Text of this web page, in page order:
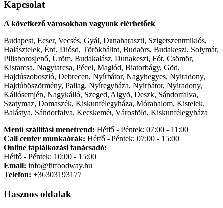
Kapcsolat
A következő városokban vagyunk elérhetőek
Budapest, Ecser, Vecsés, Gyál, Dunaharaszti, Szigetszentmiklós,
Halásztelek, Érd, Diósd, Törökbálint, Budaörs, Budakeszi, Solymár,
Pilisborosjenő, Üröm, Budakalász, Dunakeszi, Fót, Csömör,
Kistarcsa, Nagytarcsa, Pécel, Maglód, Biatorbágy, Göd,
Hajdúszoboszló, Debrecen, Nyírbátor, Nagyhegyes, Nyiradony,
Hajdúböszörmény, Pallag, Nyíregyháza, Nyirbátor, Nyiradony,
Kállósemjén, Nagykálló, Szeged, Algyõ, Deszk, Sándorfalva,
Szatymaz, Domaszék, Kiskunfélegyháza, Mórahalom, Kistelek,
Balástya, Sándorfalva, Kecskemét, Városföld, Kiskunfélegyháza
Menü szállítási menetrend: Hétfő - Péntek: 07:00 - 11:00
Call center munkaórák: Hétfő - Péntek: 07:00 - 15:00
Online tàplàlkozàsi tanàcsadò:
Hétfő - Péntek: 10:00 - 15:00
Email: info@fitfoodway.hu
Telefon: +36303193177
Hasznos oldalak